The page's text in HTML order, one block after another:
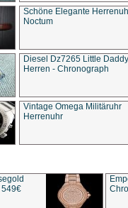
Schöne Elegante
Noctum
Diesel Dz7265 Little Daddy
Herren - Chronograph
Vintage Omega Militäruhr
Herrenuhr
549€